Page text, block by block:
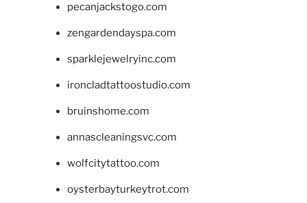
pecanjackstogo.com
zengardendayspa.com
sparklejewelryinc.com
ironcladtattoostudio.com
bruinshome.com
annascleaningsvc.com
wolfcitytattoo.com
oysterbayturkeytrot.com